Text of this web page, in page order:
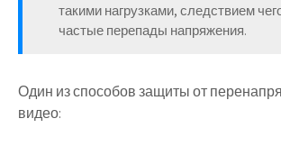
такими нагрузками, следствием
частые перепады напряжения.
Один из способов защиты от
видео: